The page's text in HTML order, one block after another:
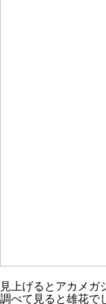
見上げるとアカメガ
調べて見ると雄花で